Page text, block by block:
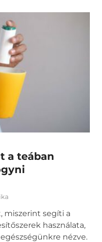
a teában
miszerint segíti a
használata,
nézve.